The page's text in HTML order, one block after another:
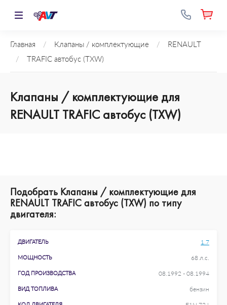
Главная / Клапаны / комплектующие /
RENAULT
/
TRAFIC автобус (TXW)
Клапаны / комплектующие для
RENAULT TRAFIC автобус (TXW)
Подобрать Клапаны / комплектующие для
RENAULT TRAFIC автобус (TXW) по типу
двигателя:
ДВИГАТЕЛЬ 1.7
МОЩНОСТЬ 68 л.с.
ГОД ПРОИЗВОДСТВА 08.1992 - 08.1994
ВИД ТОПЛИВА бензин